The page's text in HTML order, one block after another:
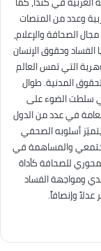
وعدد من المنصات
الصحافة والإعلام،
وحقوق الإنسان
التي تمس العالم
المدنية. طوال
سلطت الضوء على
في عدد من الدول
أسلوبه الصحفي
والمساهمة في
للصحافة كأداة
ومواجهة الفساد
وإنصافاً.